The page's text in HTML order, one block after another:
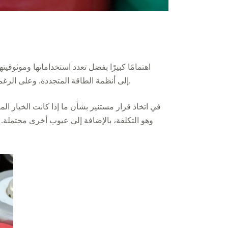
إلى أنظمة الطاقة المتجددة. وعلى الرغم من فوائدها العديدة، فإن هذه البطاريات تأتي مع بعض العيوب التي يجب أن يكون المستخدمون المحتملون على دراية بها.